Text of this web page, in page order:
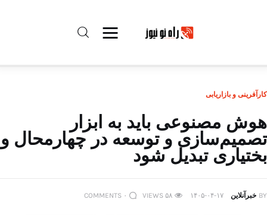
درباره راه‌ نو نیوز
ارتباط با راه‌ نو نیوز
کارآفرینی و بازاریابی
هوش مصنوعی باید به ابزار
تصمیم‌سازی و توسعه در چهارمحال و
بختیاری تبدیل شود
BY خبرآنلاین ۱۴۰۵-۰۴-۱۷ ۵۸ VIEWS ۰ COMMENTS